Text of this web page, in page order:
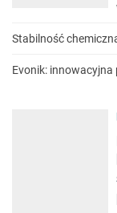
Stabilność
Evonik: